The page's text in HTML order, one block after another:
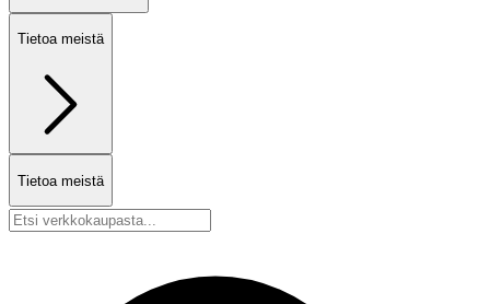
Tietoa meistä
Tietoa meistä